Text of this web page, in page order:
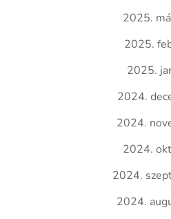
2025.
2025.
2025.
2024.
2024.
2024.
2024.
2024.